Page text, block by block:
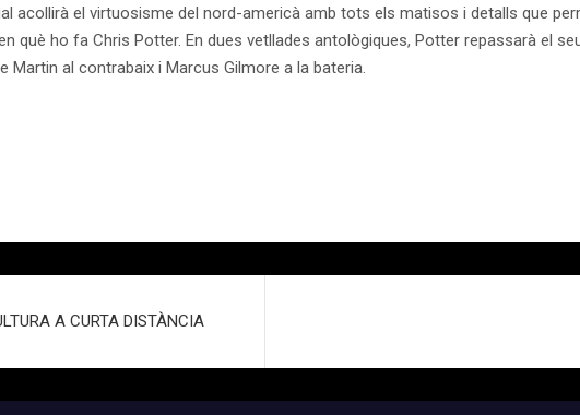
acollirà el virtuosisme del nord-americà amb tots els matisos i detalls que
què ho fa Chris Potter. En dues vetllades antològiques, Potter repassarà el
Martin al contrabaix i Marcus Gilmore a la bateria.
A CURTA DISTÀNCIA